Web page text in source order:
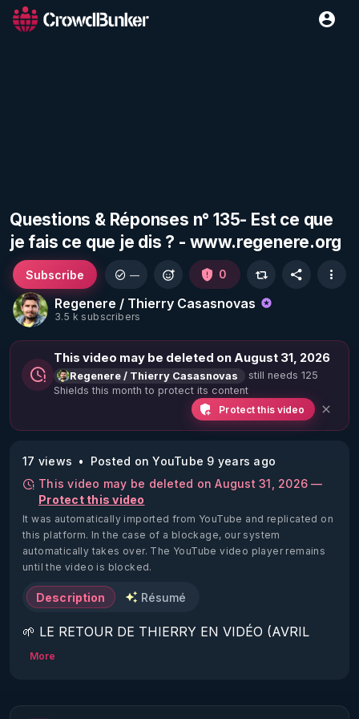
Questions & Réponses n° 135- Est ce que
je fais ce que je dis ? - www.regenere.org
Regenere / Thierry Casasnovas
3.5 k subscribers
Subscribe — 0
This video may be deleted on August 31, 2026
Regenere / Thierry Casasnovas
still needs 125
Shields this month to protect its content
Protect this video
17 views
Posted on YouTube 9 years ago
This video may be deleted on August 31, 2026 —
Protect this video
It was automatically imported from YouTube and replicated on
this platform. In the case of a blockage, our system
automatically takes over. The YouTube video player remains
until the video is blocked.
Description Résumé
🌱 LE RETOUR DE THIERRY EN VIDÉO (AVRIL
2022)!
https://www.rgnr.fr/presentation.html
More